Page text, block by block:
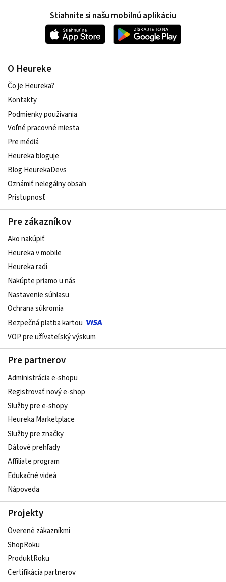
O Heureke
Čo je Heureka?
Kontakty
Podmienky používania
Voľné pracovné miesta
Pre médiá
Heureka bloguje
Blog HeurekaDevs
Oznámiť nelegálny obsah
Prístupnosť
Pre zákazníkov
Ako nakúpiť
Heureka v mobile
Heureka radí
Nakúpte priamo u nás
Nastavenie súhlasu
Ochrana súkromia
Bezpečná platba kartou
VOP pre užívateľský výskum
Pre partnerov
Administrácia e-shopu
Registrovať nový e-shop
Služby pre e‑shopy
Heureka Marketplace
Služby pre značky
Dátové prehľady
Affiliate program
Edukačné videá
Nápoveda
Projekty
Overené zákazníkmi
ShopRoku
ProduktRoku
Certifikácia partnerov
Stiahnite si našu mobilnú aplikáciu